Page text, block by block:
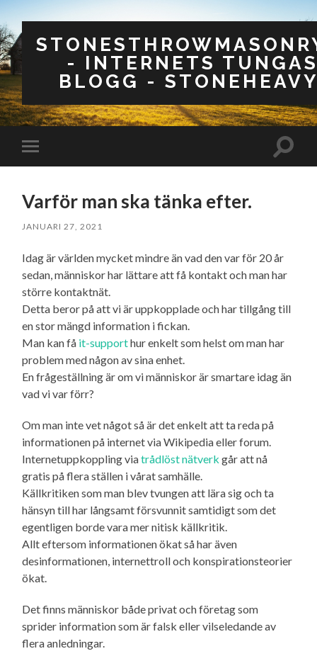
- INTERNETS
BLOGG -
på/av
Slå
Varför man ska tänka efter.
JANUARI 27, 2021
Idag är världen mycket mindre än vad den var för 20 år
sedan, människor har lättare att få kontakt och man har
större kontaktnät.
Detta beror på att vi är uppkopplade och har tillgång till
en stor mängd information i fickan.
Man kan få it-supporthur enkelt som helst om man har
problem med någon av sina enhet.
En frågeställning är om vi människor är smartare idag än
vad vi var förr?
Om man inte vet något så är det enkelt att ta reda på
informationen på internet via Wikipedia eller forum.
Internetuppkoppling viatrådlöst nätverk går att nå
gratis på flera ställen i vårat samhälle.
Källkritiken som man blev tvungen att lära sig och ta
hänsyn till har långsamt försvunnit samtidigt som det
egentligen borde vara mer nitisk källkritik.
Allt eftersom informationen ökat så har även
desinformationen, internettroll och konspirationsteorier
ökat.
Det finns människor både privat och företag som
sprider information som är falsk eller vilseledande av
flera anledningar.